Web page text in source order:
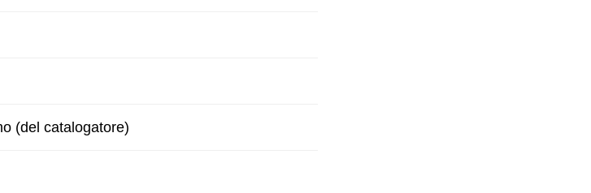
(del catalogatore)